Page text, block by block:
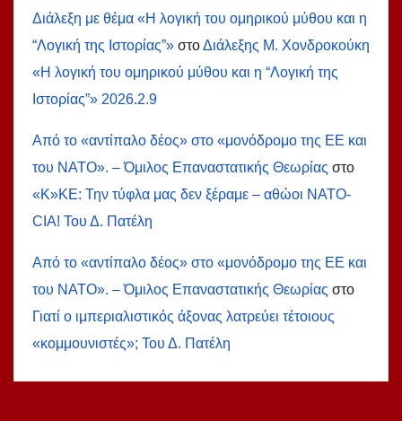
Διάλεξη με θέμα «Η λογική του ομηρικού μύθου και η
“Λογική της Ιστορίας”» στοΔιάλεξης Μ. Χονδροκούκη
«Η λογική του ομηρικού μύθου και η “Λογική της
Ιστορίας”» 2026.2.9
Από το «αντίπαλο δέος» στο «μονόδρομο της ΕΕ και
του ΝΑΤΟ». – Όμιλος Επαναστατικής Θεωρίας στο
«Κ»ΚΕ: Την τύφλα μας δεν ξέραμε – αθώοι ΝΑΤΟ-
СIA! Του Δ. Πατέλη
Από το «αντίπαλο δέος» στο «μονόδρομο της ΕΕ και
του ΝΑΤΟ». – Όμιλος Επαναστατικής Θεωρίας στο
Γιατί ο ιμπεριαλιστικός άξονας λατρεύει τέτοιους
«κομμουνιστές»; Του Δ. Πατέλη